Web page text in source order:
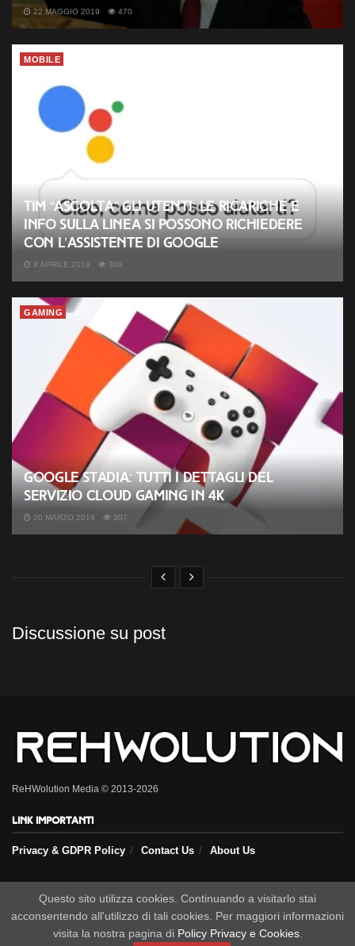
22 MAGGIO 2019 470
MOBILE
TIM “ascolta” gli utenti: le ricariche e
info sulla linea si possono richiedere
con l’Assistente di Google
8 APRILE 2019 309
GAMING
Google Stadia: tutti i dettagli del
servizio cloud gaming in 4K
20 MARZO 2019 307
Discussione su post
ReHWolution Media © 2013-2026
Link importanti
Privacy & GDPR Policy Contact Us About Us
Seguici sui nostri social
Questo sito utilizza cookies. Continuando a visitarlo stai
acconsentendo all'utilizzo di tali cookies. Per maggiori informazioni
visita la nostra pagina di Policy Privacy e Cookies.